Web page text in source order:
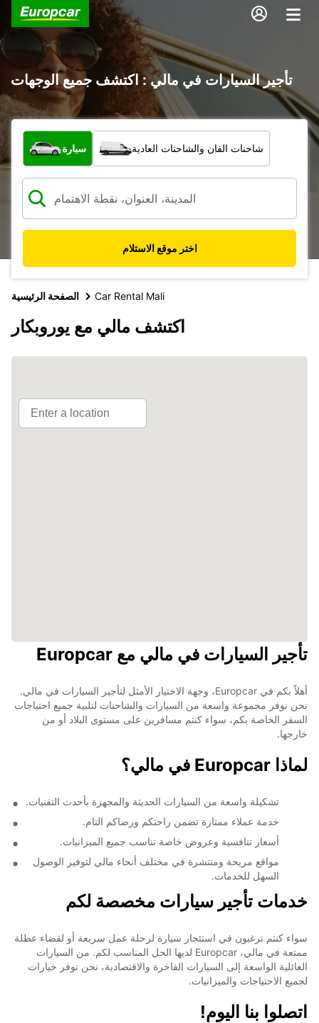
تأجير السيارات في مالي : اكتشف جميع الوجهات
ما نوع المركبة؟
سيارة شاحنات الفان والشاحنات العادية
اختر موقع الاستلام
الصفحة الرئيسية Car Rental Mali
اكتشف مالي مع يوروبكار
8
تأجير السيارات في مالي مع Europcar
أهلاً بكم في Europcar، وجهة الاختيار الأمثل لتأجير السيارات في مالي.
نحن نوفر مجموعة واسعة من السيارات والشاحنات لتلبية جميع احتياجات
السفر الخاصة بكم، سواء كنتم مسافرين على مستوى البلاد أو من
خارجها.
لماذا Europcar في مالي؟
تشكيلة واسعة من السيارات الحديثة والمجهزة بأحدث التقنيات.
خدمة عملاء ممتازة تضمن راحتكم ورضاكم التام.
أسعار تنافسية وعروض خاصة تناسب جميع الميزانيات.
مواقع مريحة ومنتشرة في مختلف أنحاء مالي لتوفير الوصول
السهل للخدمات.
خدمات تأجير سيارات مخصصة لكم
سواء كنتم ترغبون في استئجار سيارة لرحلة عمل سريعة أو لقضاء عطلة
ممتعة في مالي، Europcar لديها الحل المناسب لكم. من السيارات
العائلية الواسعة إلى السيارات الفاخرة والاقتصادية، نحن نوفر خيارات
لجميع الاحتياجات والميزانيات.
اتصلوا بنا اليوم!